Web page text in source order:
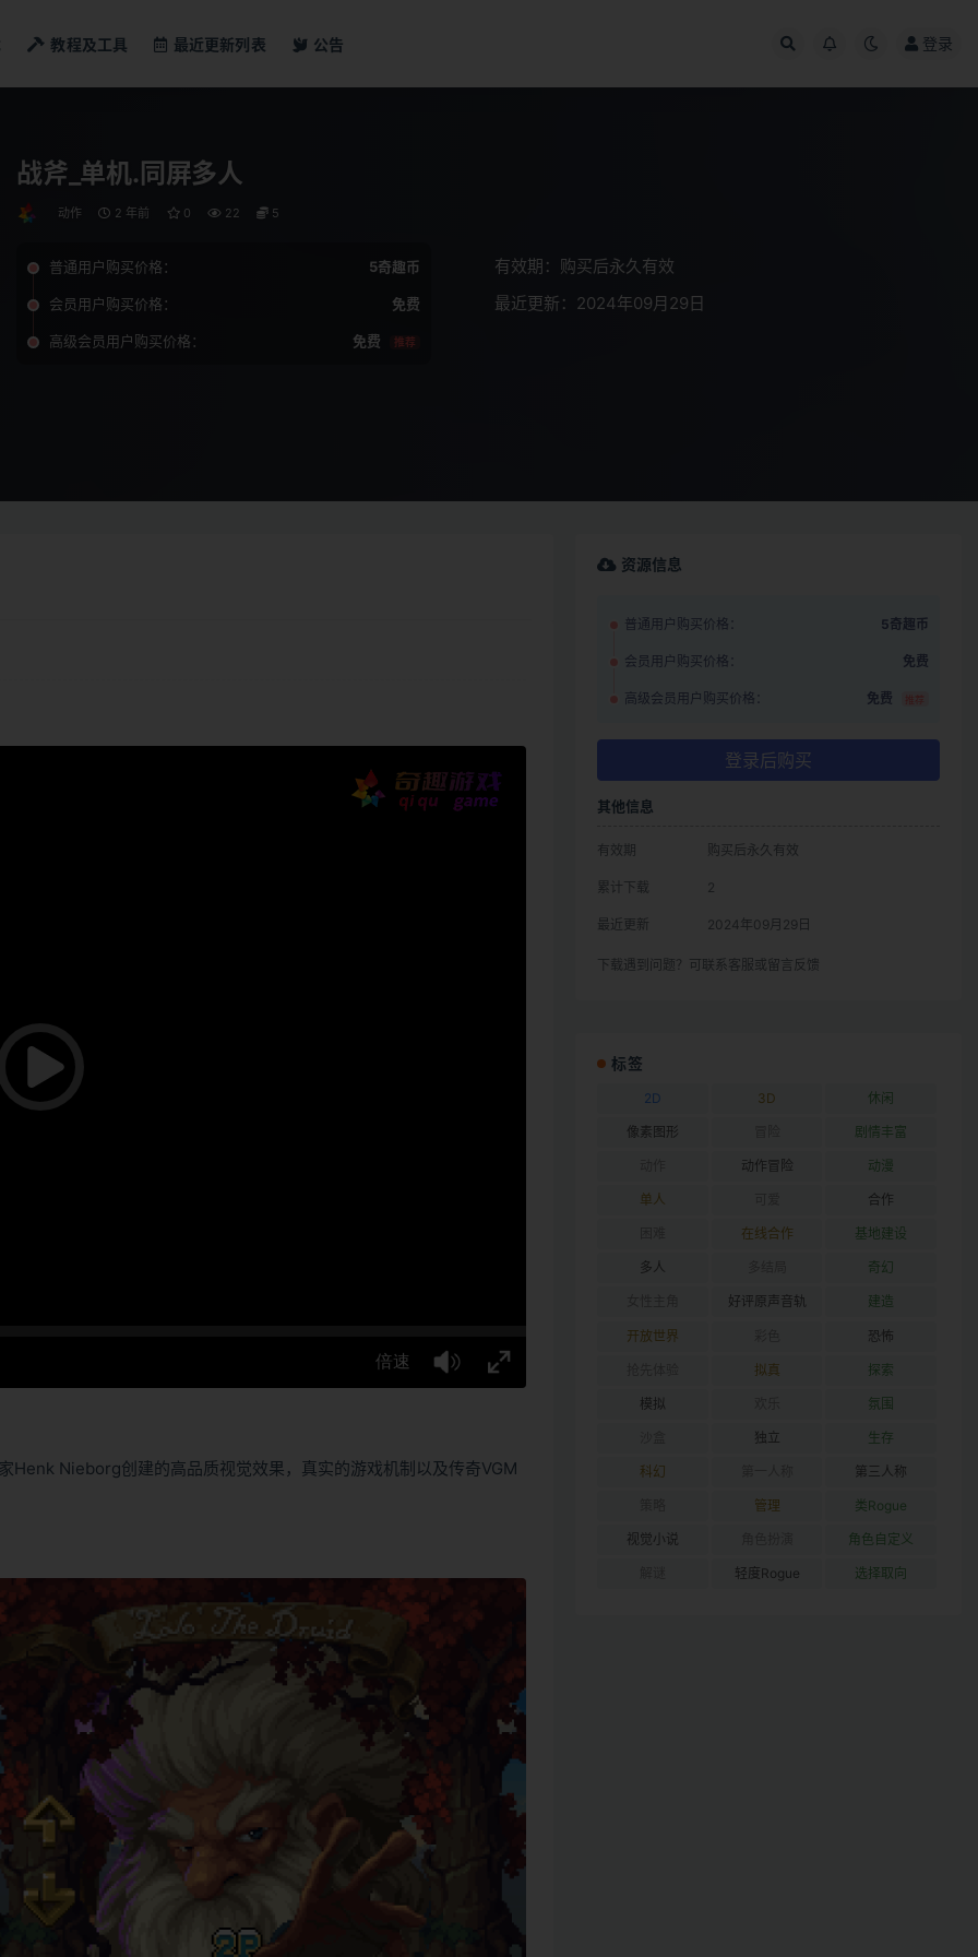
教程及工具 最近更新列表 公告 登录
战斧_单机.同屏多人
动作 2 年前 0 22 5
普通用户购买价格： 5奇趣币
会员用户购买价格： 免费
高级会员用户购买价格： 免费 推荐
有效期：购买后永久有效
最近更新：2024年09月29日
Nieborg创建的高品质视觉效果，真实的游戏机制以及传奇VGM
资源信息
普通用户购买价格： 5奇趣币
会员用户购买价格： 免费
高级会员用户购买价格： 免费 推荐
登录后购买
其他信息
有效期 购买后永久有效
累计下载 2
最近更新 2024年09月29日
下载遇到问题？可联系客服或留言反馈
标签
2D 3D 休闲
像素图形 剧情丰富
动作冒险 动漫
单人 合作
在线合作 基地建设
多人 奇幻
好评原声音轨 建造
开放世界 恐怖
拟真 探索
模拟 氛围
独立 生存
科幻 第三人称
管理 类Rogue
视觉小说 角色自定义
轻度Rogue 选择取向